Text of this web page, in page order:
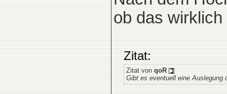
ob das
Zitat:
Zitat von qoR
Gibt es eventuell eine Auslegung